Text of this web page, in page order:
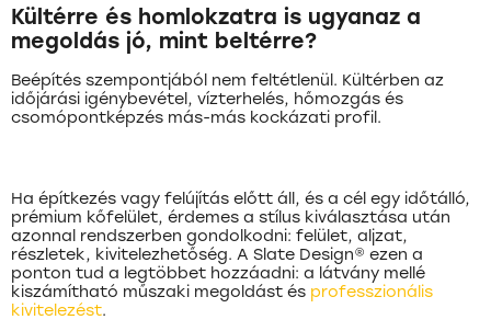
Kültérre és homlokzatra is ugyanaz a
megoldás jó, mint beltérre?
Beépítés szempontjából nem feltétlenül. Kültérben az
időjárási igénybevétel, vízterhelés, hőmozgás és
csomópontképzés más-más kockázati profil.
Ha építkezés vagy felújítás előtt áll, és a cél egy időtálló,
prémium kőfelület, érdemes a stílus kiválasztása után
azonnal rendszerben gondolkodni: felület, aljzat,
részletek, kivitelezhetőség. A Slate Design® ezen a
ponton tud a legtöbbet hozzáadni: a látvány mellé
kiszámítható műszaki megoldást és professzionális
kivitelezést.